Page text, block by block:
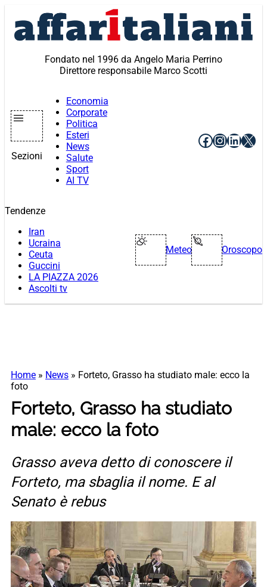
contenuto
Fondato nel 1996 da Angelo Maria Perrino
Direttore responsabile Marco Scotti
Sezioni
Economia
Corporate
Politica
Esteri
News
Salute
Sport
AI TV
Facebook
X
Tendenze
Iran
Ucraina
Ceuta
Guccini
LA PIAZZA 2026
Ascolti tv
Meteo Oroscopo
Home » News » Forteto, Grasso ha studiato male: ecco la
foto
Forteto, Grasso ha studiato
male: ecco la foto
Grasso aveva detto di conoscere il
Forteto, ma sbaglia il nome. E al
Senato è rebus